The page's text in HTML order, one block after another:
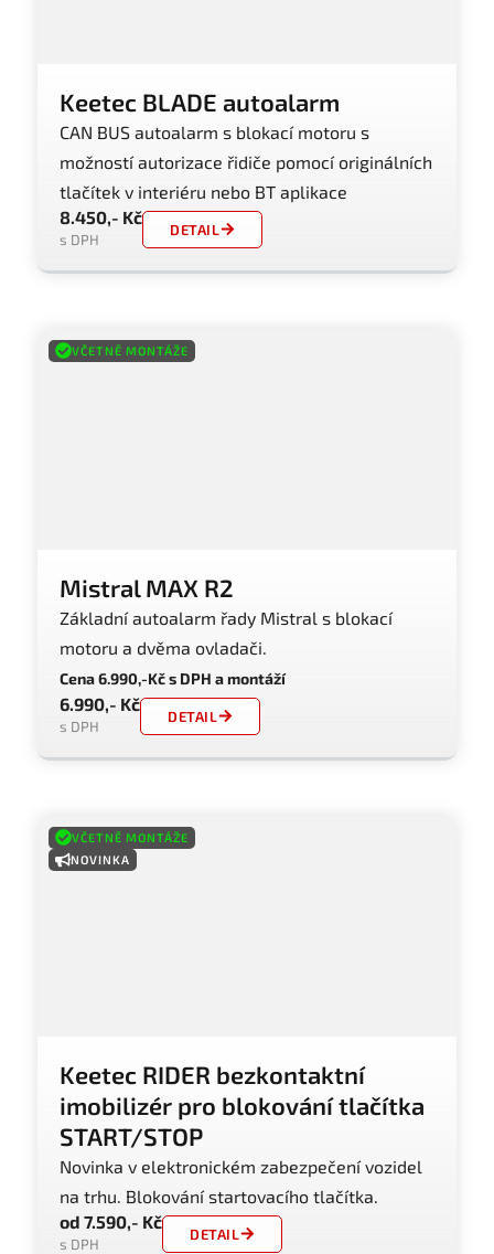
Keetec BLADE autoalarm
CAN BUS autoalarm s blokací motoru s
možností autorizace řidiče pomocí originálních
tlačítek v interiéru nebo BT aplikace
8.450,- Kč
s DPH
DETAIL
VČETNĚ MONTÁŽE
Mistral MAX R2
Základní autoalarm řady Mistral s blokací
motoru a dvěma ovladači.
Cena 6.990,-Kč s DPH a montáží
6.990,- Kč
s DPH
DETAIL
VČETNĚ MONTÁŽE
NOVINKA
Keetec RIDER bezkontaktní
imobilizér pro blokování tlačítka
START/STOP
Novinka v elektronickém zabezpečení vozidel
na trhu. Blokování startovacího tlačítka.
od 7.590,- Kč
s DPH
DETAIL